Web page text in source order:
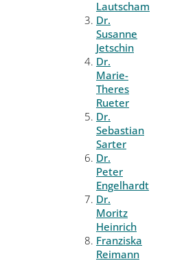
Lautscham
Dr.
Susanne
Jetschin
Dr.
Marie-
Theres
Rueter
Dr.
Sebastian
Sarter
Dr.
Peter
Engelhardt
Dr.
Moritz
Heinrich
Franziska
Reimann